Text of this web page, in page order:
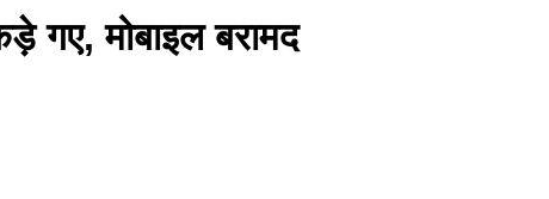
गए, मोबाइल बरामद